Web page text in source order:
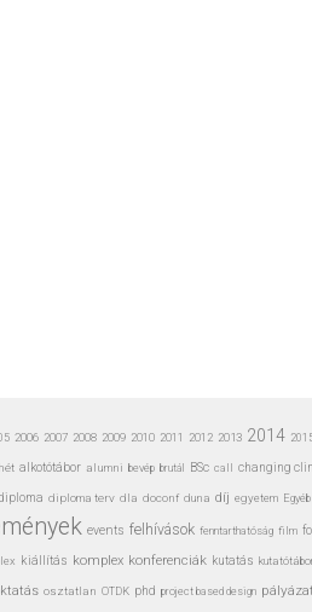
2006 2007 2008 2009 2010 2011 2012 2013 2014
alkotótábor alumni bevép brutál BSc call changing
diploma terv dla doconf duna díj egyetem Egyéb
events felhívások fenntarthatóság film
kiállítás komplex konferenciák kutatás
osztatlan OTDK phd project based design pályázat